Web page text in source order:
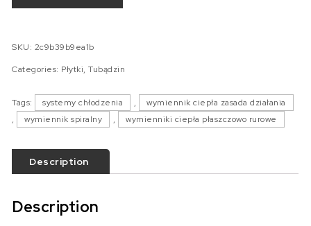
SKU: 2c9b39b9ea1b
Categories: Płytki,Tubądzin
Tags: systemy chłodzenia ,
wymiennik ciepła zasada działania
,
wymiennik spiralny , wymienniki ciepła płaszczowo rurowe
Description
Description